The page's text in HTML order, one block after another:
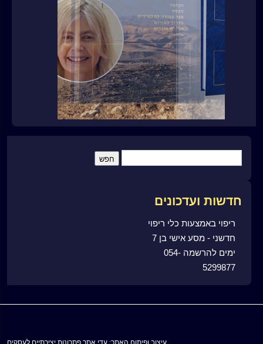
חדשות ועדכונים
ריפוי באמצעות כלי ריפוי
חדשני - מסע אישי בן 7
ימים להרשמה 054-
5299877
עיצוב ופיתוח האתר: עדי אתר פתרונות יצירתיים לעסקים